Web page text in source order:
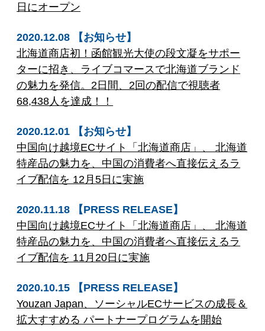
日にオープン
2020.12.08 【お知らせ】
北海道商店初！函館観光大使の段文凝をサポー
ターに招き、ライブコマースで北海道ブランド
の魅力を発信。2日間、2回の配信で視聴者
68,438人を達成！！
2020.12.01 【お知らせ】
中国向け越境ECサイト「北海道商店」、 北海道
特産品の魅力を、中国の消費者へ直接伝えるラ
イブ配信を 12月5日に実施
2020.11.18 【PRESS RELEASE】
中国向け越境ECサイト「北海道商店」、 北海道
特産品の魅力を、中国の消費者へ直接伝えるラ
イブ配信を 11月20日に実施
2020.10.15 【PRESS RELEASE】
Youzan Japan、ソーシャルECサービスの成長＆
拡大すすめる パートナープログラムを開始